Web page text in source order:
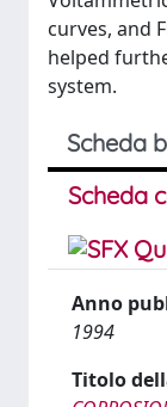
curves, and
helped
system.
Scheda
Scheda
Anno
1994
Titolo